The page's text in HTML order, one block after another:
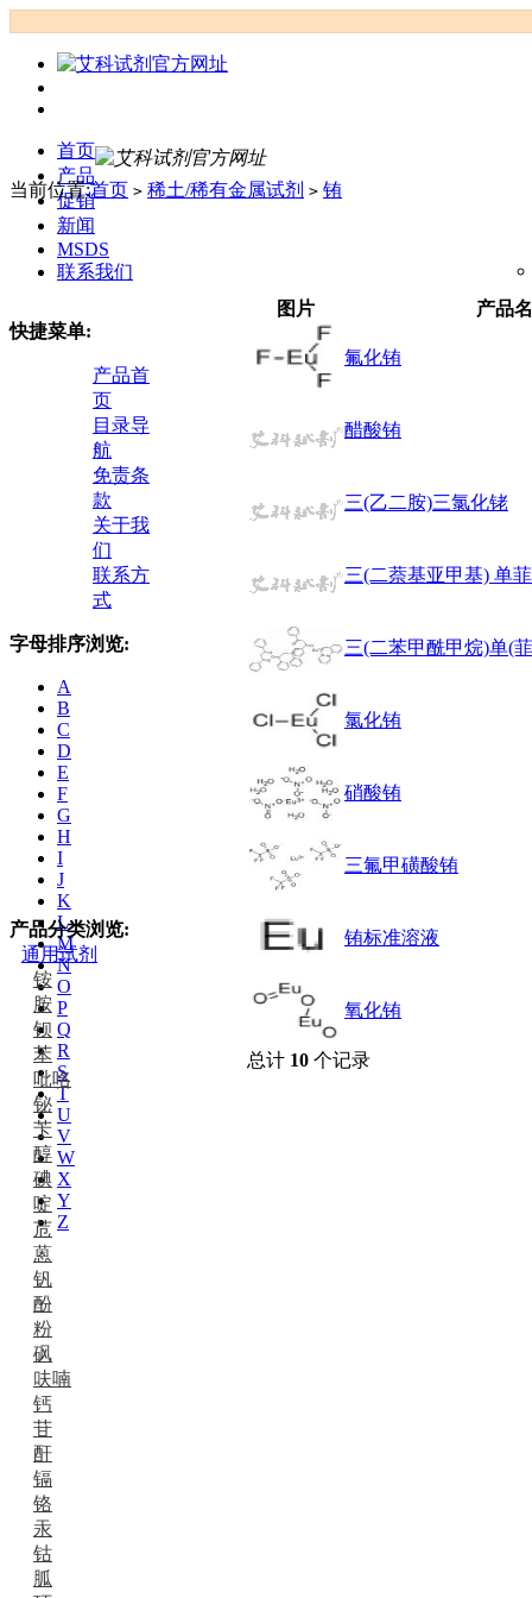
首页
产品
促销
新闻
MSDS
联系我们
当前位置:首页 > 稀土/稀有金属试剂 > 铕
快捷菜单:
产品首
页
目录导
航
免责条
款
关于我
们
联系方
式
字母排序浏览:
A
B
C
D
E
F
G
H
I
J
K
L
M
N
O
P
Q
R
S
T
U
V
W
X
Y
Z
产品分类浏览:
通用试剂
铵
胺
钡
苯
吡咯
铋
苄
醇
碘
啶
苊
蒽
钒
酚
粉
砜
呋喃
钙
苷
酐
镉
铬
汞
钴
胍
图片 产品
氟化铕
醋酸铕
三(乙二胺)三氯化铑
三(二萘基亚甲基) 单
三(二苯甲酰甲烷)单(
氯化铕
硝酸铕
三氟甲磺酸铕
铕标准溶液
氧化铕
总计 10 个记录